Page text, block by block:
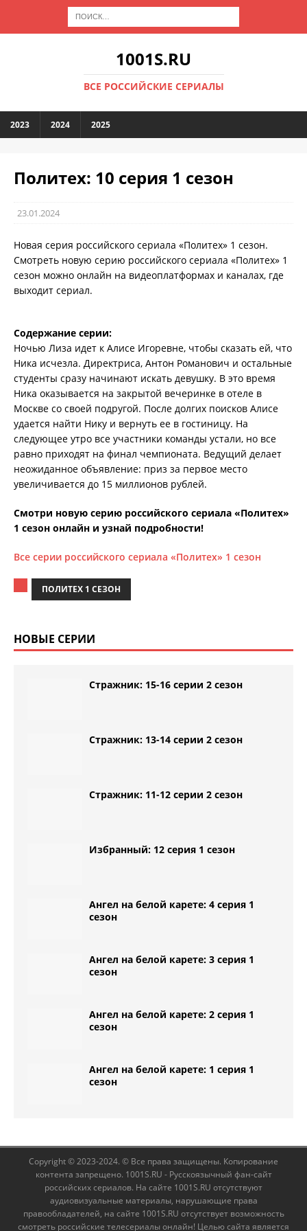
1001S.RU
ВСЕ РОССИЙСКИЕ СЕРИАЛЫ
2023 2024 2025
Политех: 10 серия 1 сезон
23.01.2024
Новая серия российского сериала «Политех» 1 сезон.
Смотреть новую серию российского сериала «Политех» 1
сезон можно онлайн на видеоплатформах и каналах, где
выходит сериал.
Содержание серии:
Ночью Лиза идет к Алисе Игоревне, чтобы сказать ей, что
Ника исчезла. Директриса, Антон Романович и остальные
студенты сразу начинают искать девушку. В это время
Ника оказывается на закрытой вечеринке в отеле в
Москве со своей подругой. После долгих поисков Алисе
удается найти Нику и вернуть ее в гостиницу. На
следующее утро все участники команды устали, но все
равно приходят на финал чемпионата. Ведущий делает
неожиданное объявление: приз за первое место
увеличивается до 15 миллионов рублей.
Смотри новую серию российского сериала «Политех»
1 сезон онлайн и узнай подробности!
Все серии российского сериала «Политех» 1 сезон
ПОЛИТЕХ 1 СЕЗОН
НОВЫЕ СЕРИИ
Стражник: 15-16 серии 2 сезон
Стражник: 13-14 серии 2 сезон
Стражник: 11-12 серии 2 сезон
Избранный: 12 серия 1 сезон
Ангел на белой карете: 4 серия 1
сезон
Ангел на белой карете: 3 серия 1
сезон
Ангел на белой карете: 2 серия 1
сезон
Ангел на белой карете: 1 серия 1
сезон
Copyright © 2023-2024. © Все права защищены. Копирование
контента запрещено. 1001S.RU - Русскоязычный фан-сайт
российских сериалов. На сайте 1001S.RU отсутствуют
аудиовизуальные материалы, нарушающие права
правообладателей, на сайте 1001S.RU отсутствует возможность
смотреть российские телесериалы онлайн! Целью сайта является